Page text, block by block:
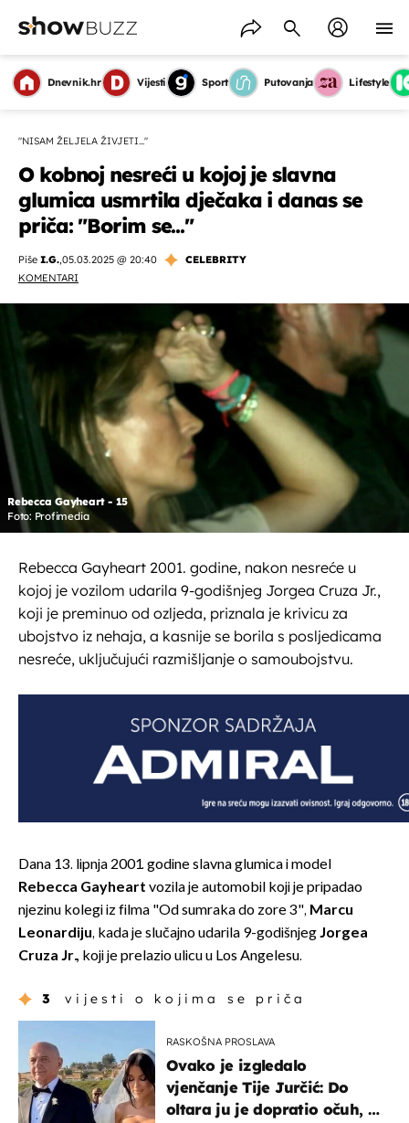
Dnevnik.hr Vijesti Sport Putovanja Lifestyle
"NISAM ŽELJELA ŽIVJETI..."
O kobnoj nesreći u kojoj je slavna
glumica usmrtila dječaka i danas se
priča: "Borim se..."
Piše I.G.,05.03.2025 @ 20:40
CELEBRITY
KOMENTARI
Rebecca Gayheart - 15
Foto: Profimedia
Rebecca Gayheart 2001. godine, nakon nesreće u
kojoj je vozilom udarila 9-godišnjeg Jorgea Cruza Jr.,
koji je preminuo od ozljeda, priznala je krivicu za
ubojstvo iz nehaja, a kasnije se borila s posljedicama
nesreće, uključujući razmišljanje o samoubojstvu.
Dana 13. lipnja 2001. godine slavna glumica i model
Rebecca Gayheart vozila je automobil koji je pripadao
njezinu kolegi iz filma "Od sumraka do zore 3", Marcu
Leonardiju, kada je slučajno udarila 9-godišnjegJorgea
Cruza Jr., koji je prelazio ulicu u Los Angelesu.
3 vijesti o kojima se priča
RASKOŠNA PROSLAVA
Ovako je izgledalo
vjenčanje Tije Jurčić: Do
oltara ju je dopratio očuh, a
OMOGUĆI OBAVIJESTI